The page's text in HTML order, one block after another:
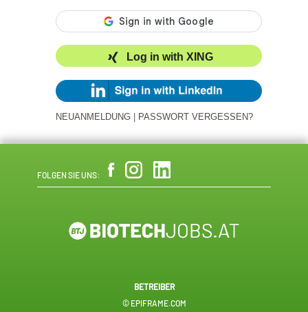
Log in with XING
NEUANMELDUNG PASSWORT VERGESSEN?
FOLGEN SIE UNS:
BETREIBER
© EPIFRAME.COM